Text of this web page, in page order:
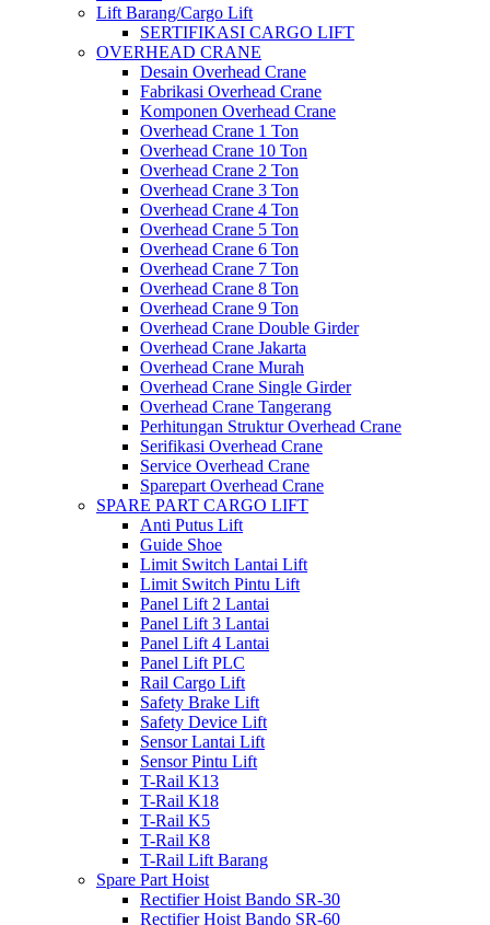
Lift Barang/Cargo Lift
SERTIFIKASI CARGO LIFT
OVERHEAD CRANE
Desain Overhead Crane
Fabrikasi Overhead Crane
Komponen Overhead Crane
Overhead Crane 1 Ton
Overhead Crane 10 Ton
Overhead Crane 2 Ton
Overhead Crane 3 Ton
Overhead Crane 4 Ton
Overhead Crane 5 Ton
Overhead Crane 6 Ton
Overhead Crane 7 Ton
Overhead Crane 8 Ton
Overhead Crane 9 Ton
Overhead Crane Double Girder
Overhead Crane Jakarta
Overhead Crane Murah
Overhead Crane Single Girder
Overhead Crane Tangerang
Perhitungan Struktur Overhead Crane
Serifikasi Overhead Crane
Service Overhead Crane
Sparepart Overhead Crane
SPARE PART CARGO LIFT
Anti Putus Lift
Guide Shoe
Limit Switch Lantai Lift
Limit Switch Pintu Lift
Panel Lift 2 Lantai
Panel Lift 3 Lantai
Panel Lift 4 Lantai
Panel Lift PLC
Rail Cargo Lift
Safety Brake Lift
Safety Device Lift
Sensor Lantai Lift
Sensor Pintu Lift
T-Rail K13
T-Rail K18
T-Rail K5
T-Rail K8
T-Rail Lift Barang
Spare Part Hoist
Rectifier Hoist Bando SR-30
Rectifier Hoist Bando SR-60